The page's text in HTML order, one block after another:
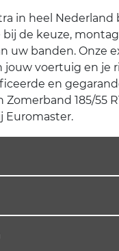
in heel Nederland
bij de keuze,
uw banden. Onze
jouw voertuig en je
en
Zomerband 185/55
Euromaster.